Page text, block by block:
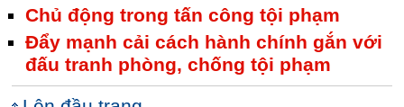
Chủ động trong tấn công tội phạm
Đẩy mạnh cải cách hành chính gắn với
đấu tranh phòng, chống tội phạm